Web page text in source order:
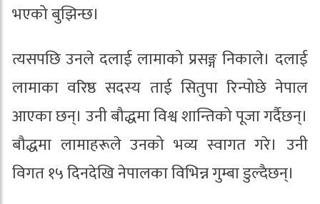
भएको बुझिन्छ।
त्यसपछि उनले दलाई लामाको प्रसङ्ग निकाले। दलाई
लामाका वरिष्ठ सदस्य ताई सितुपा रिन्पोछे नेपाल
आएका छन्। उनी बौद्धमा विश्व शान्तिको पूजा गर्दैछन्।
बौद्धमा लामाहरूले उनको भव्य स्वागत गरे। उनी
विगत १५ दिनदेखि नेपालका विभिन्न गुम्बा डुल्दैछन्।